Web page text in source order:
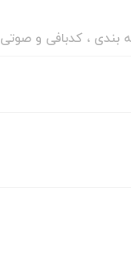
بندی ، کدبافی و صوتی